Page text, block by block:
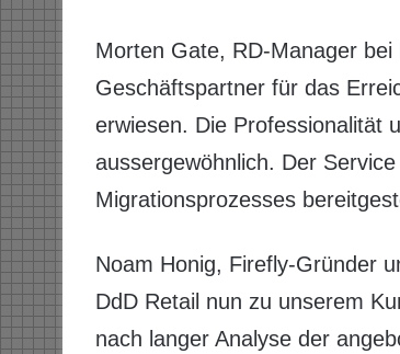
Morten Gate, RD-Manager
Geschäftspartner für das
erwiesen. Die Professionalität
aussergewöhnlich. Der
Migrationsprozesses
Noam Honig, Firefly-Gründer
DdD Retail nun zu unserem
nach langer Analyse der